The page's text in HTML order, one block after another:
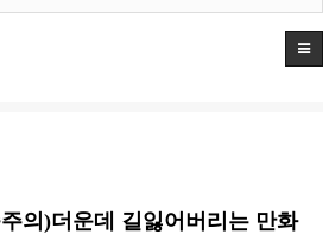
의)더운데 길잃어버리는 만화